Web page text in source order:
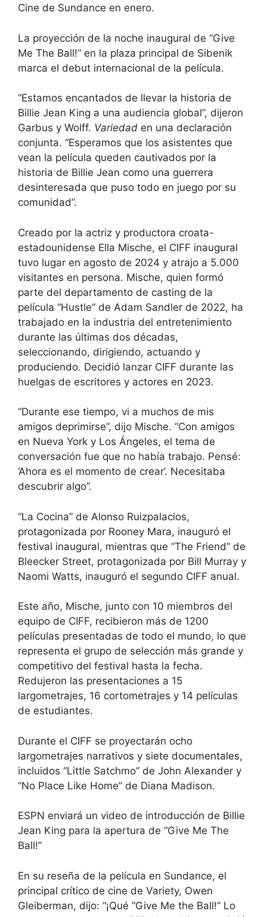
Cine de Sundance en enero.
La proyección de la noche inaugural de “Give
Me The Ball!” en la plaza principal de Sibenik
marca el debut internacional de la película.
“Estamos encantados de llevar la historia de
Billie Jean King a una audiencia global”, dijeron
Garbus y Wolff. Variedad en una declaración
conjunta. “Esperamos que los asistentes que
vean la película queden cautivados por la
historia de Billie Jean como una guerrera
desinteresada que puso todo en juego por su
comunidad”.
Creado por la actriz y productora croata-
estadounidense Ella Mische, el CIFF inaugural
tuvo lugar en agosto de 2024 y atrajo a 5.000
visitantes en persona. Mische, quien formó
parte del departamento de casting de la
película “Hustle” de Adam Sandler de 2022, ha
trabajado en la industria del entretenimiento
durante las últimas dos décadas,
seleccionando, dirigiendo, actuando y
produciendo. Decidió lanzar CIFF durante las
huelgas de escritores y actores en 2023.
“Durante ese tiempo, vi a muchos de mis
amigos deprimirse”, dijo Mische. “Con amigos
en Nueva York y Los Ángeles, el tema de
conversación fue que no había trabajo. Pensé:
‘Ahora es el momento de crear’. Necesitaba
descubrir algo”.
“La Cocina” de Alonso Ruizpalacios,
protagonizada por Rooney Mara, inauguró el
festival inaugural, mientras que “The Friend” de
Bleecker Street, protagonizada por Bill Murray y
Naomi Watts, inauguró el segundo CIFF anual.
Este año, Mische, junto con 10 miembros del
equipo de CIFF, recibieron más de 1200
películas presentadas de todo el mundo, lo que
representa el grupo de selección más grande y
competitivo del festival hasta la fecha.
Redujeron las presentaciones a 15
largometrajes, 16 cortometrajes y 14 películas
de estudiantes.
Durante el CIFF se proyectarán ocho
largometrajes narrativos y siete documentales,
incluidos “Little Satchmo” de John Alexander y
“No Place Like Home” de Diana Madison.
ESPN enviará un video de introducción de Billie
Jean King para la apertura de “Give Me The
Ball!”
En su reseña de la película en Sundance, el
principal crítico de cine de Variety, Owen
Gleiberman, dijo: “¡Qué “Give Me the Ball!” Lo